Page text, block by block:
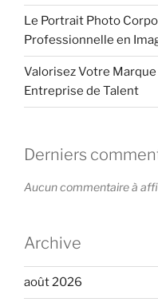
Le Portrait Photo
Professionnelle en
Valorisez Votre
Entreprise de Talent
Derniers
Aucun commentaire à
Archive
août 2026